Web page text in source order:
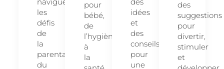
les
défis
de
la
parentalité,
du
pour
bébé,
de
l’hygiène
à
la
idées
et
des
conseils
pour
une
des
suggestions
pour
divertir,
stimuler
et